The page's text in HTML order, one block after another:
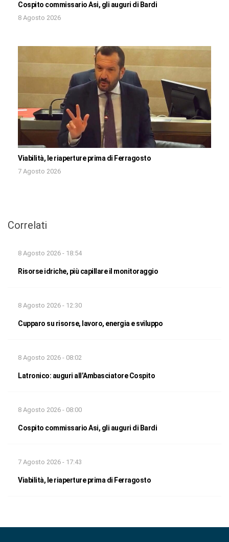
Cospito commissario Asi, gli auguri di Bardi
8 Agosto 2026
Viabilità, le riaperture prima di Ferragosto
7 Agosto 2026
Correlati
8 Agosto 2026 - 18:54
Risorse idriche, più capillare il monitoraggio
8 Agosto 2026 - 12:30
Cupparo su risorse, lavoro, energia e sviluppo
8 Agosto 2026 - 08:02
Latronico: auguri all’Ambasciatore Cospito
8 Agosto 2026 - 08:00
Cospito commissario Asi, gli auguri di Bardi
7 Agosto 2026 - 17:43
Viabilità, le riaperture prima di Ferragosto